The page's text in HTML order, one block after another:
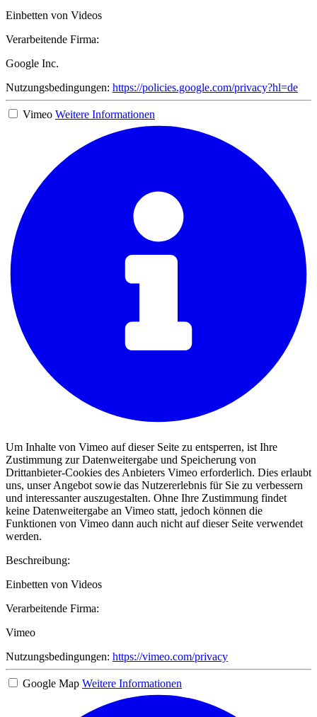
Einbetten von Videos
Verarbeitende Firma:
Google Inc.
Nutzungsbedingungen: https://policies.google.com/privacy?hl=de
Vimeo Weitere Informationen
Um Inhalte von Vimeo auf dieser Seite zu entsperren, ist Ihre
Zustimmung zur Datenweitergabe und Speicherung von
Drittanbieter-Cookies des Anbieters Vimeo erforderlich. Dies erlaubt
uns, unser Angebot sowie das Nutzererlebnis für Sie zu verbessern
und interessanter auszugestalten. Ohne Ihre Zustimmung findet
keine Datenweitergabe an Vimeo statt, jedoch können die
Funktionen von Vimeo dann auch nicht auf dieser Seite verwendet
werden.
Beschreibung:
Einbetten von Videos
Verarbeitende Firma:
Vimeo
Nutzungsbedingungen: https://vimeo.com/privacy
Google Map Weitere Informationen